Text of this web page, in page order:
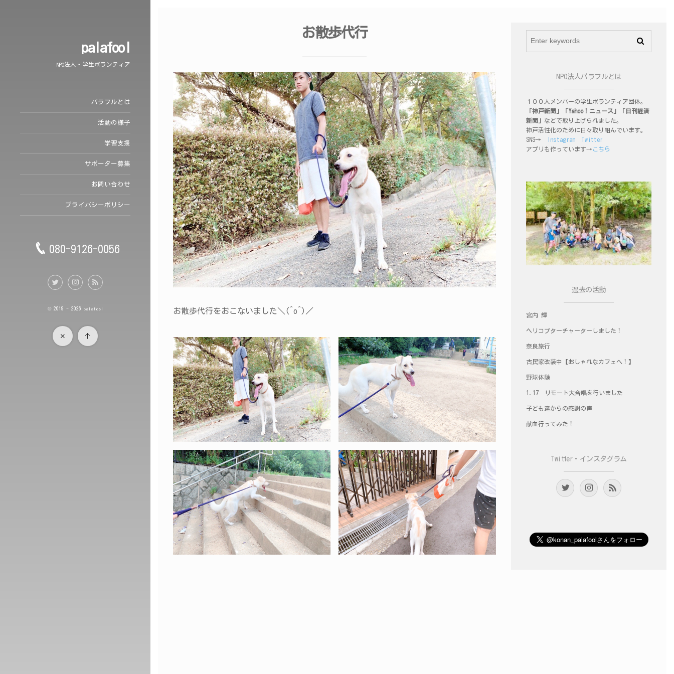
palafool
NPO法人・学生ボランティア
パラフルとは
活動の様子
学習支援
サポーター募集
お問い合わせ
プライバシーポリシー
080-9126-0056
© 2019 - 2026 palafool
お散歩代行
お散歩代行をおこないました＼(^o^)／
NPO法人パラフルとは
１００人メンバーの学生ボランティア団体。
「神戸新聞」「Yahoo！ニュース」「日刊経済
新聞」 などで取り上げられました。
神戸活性化のために日々取り組んでいます。
SNS→
Instagram
Twitter
アプリも作っています→ こちら
過去の活動
宮内 輝
ヘリコプターチャーターしました！
奈良旅行
古民家改装中【おしゃれなカフェへ！】
野球体験
1.17 リモート大合唱を行いました
子ども達からの感謝の声
献血行ってみた！
Twitter・インスタグラム